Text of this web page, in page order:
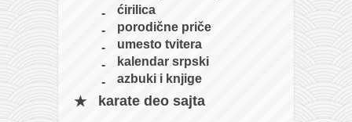
kontakt
besplatna e-knjiga
termini treninga
ćirilica
porodične priče
umesto tvitera
kalendar srpski
azbuki i knjige
karate deo sajta